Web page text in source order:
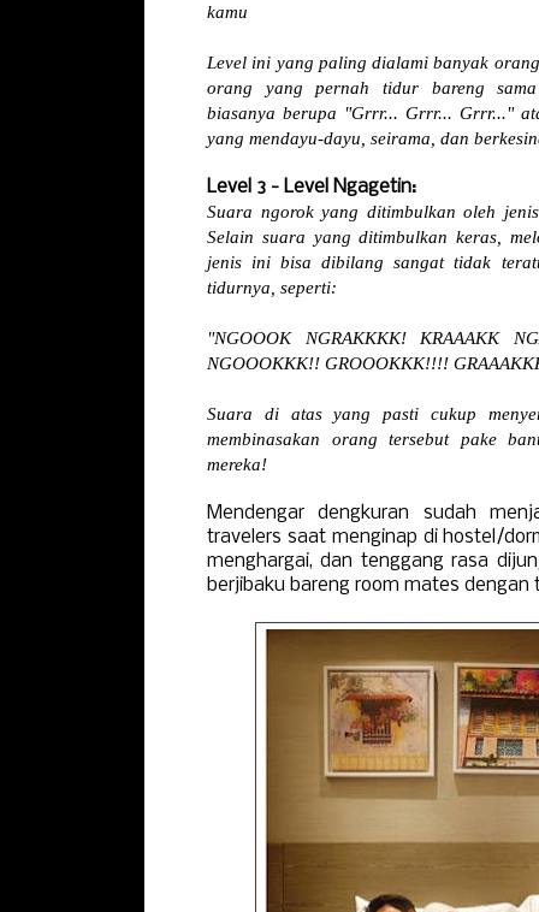
kamu
Level ini yang paling dialami banyak
orang yang pernah tidur bareng
biasanya berupa "Grrr... Grrr... Grrr..."
yang mendayu-dayu, seirama, dan
Level 3 - Level Ngagetin:
Suara ngorok yang ditimbulkan oleh
Selain suara yang ditimbulkan keras,
jenis ini bisa dibilang sangat tidak
tidurnya, seperti:
"NGOOOK NGRAKKKK! KRAAAKK
NGOOOKKK!! GROOOKKK!!!!
Suara di atas yang pasti cukup
membinasakan orang tersebut pake
mereka!
Mendengar dengkuran sudah
travelers saat menginap di hostel/
menghargai, dan tenggang rasa
berjibaku bareng room mates dengan